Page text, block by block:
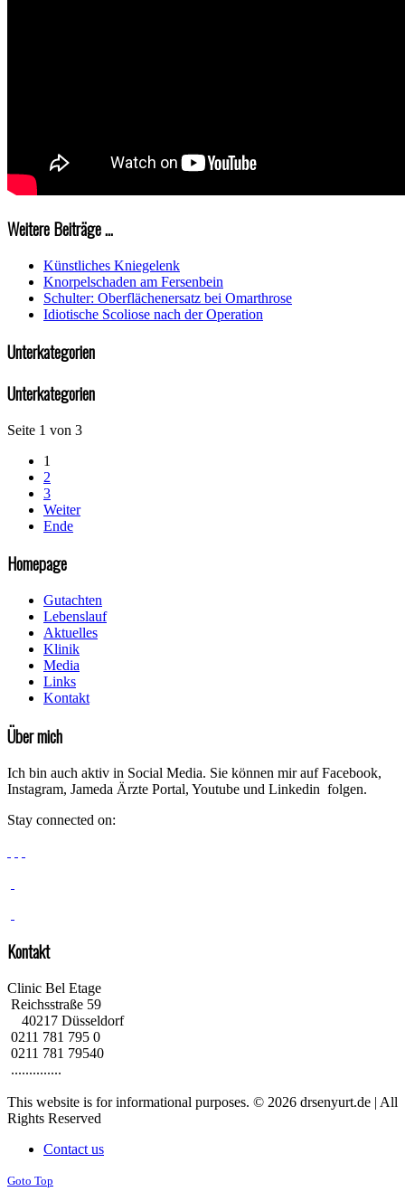
Weitere Beiträge ...
Künstliches Kniegelenk
Knorpelschaden am Fersenbein
Schulter: Oberflächenersatz bei Omarthrose
Idiotische Scoliose nach der Operation
Unterkategorien
Unterkategorien
Seite 1 von 3
1
2
3
Weiter
Ende
Homepage
Gutachten
Lebenslauf
Aktuelles
Klinik
Media
Links
Kontakt
Über mich
Ich bin auch aktiv in Social Media. Sie können mir auf Facebook,
Instagram, Jameda Ärzte Portal, Youtube und Linkedin folgen.
Stay connected on:
Kontakt
Clinic Bel Etage
Reichsstraße 59
40217 Düsseldorf
0211 781 795 0
0211 781 79540
..............
This website is for informational purposes. © 2026 drsenyurt.de | All
Rights Reserved
Contact us
Goto Top